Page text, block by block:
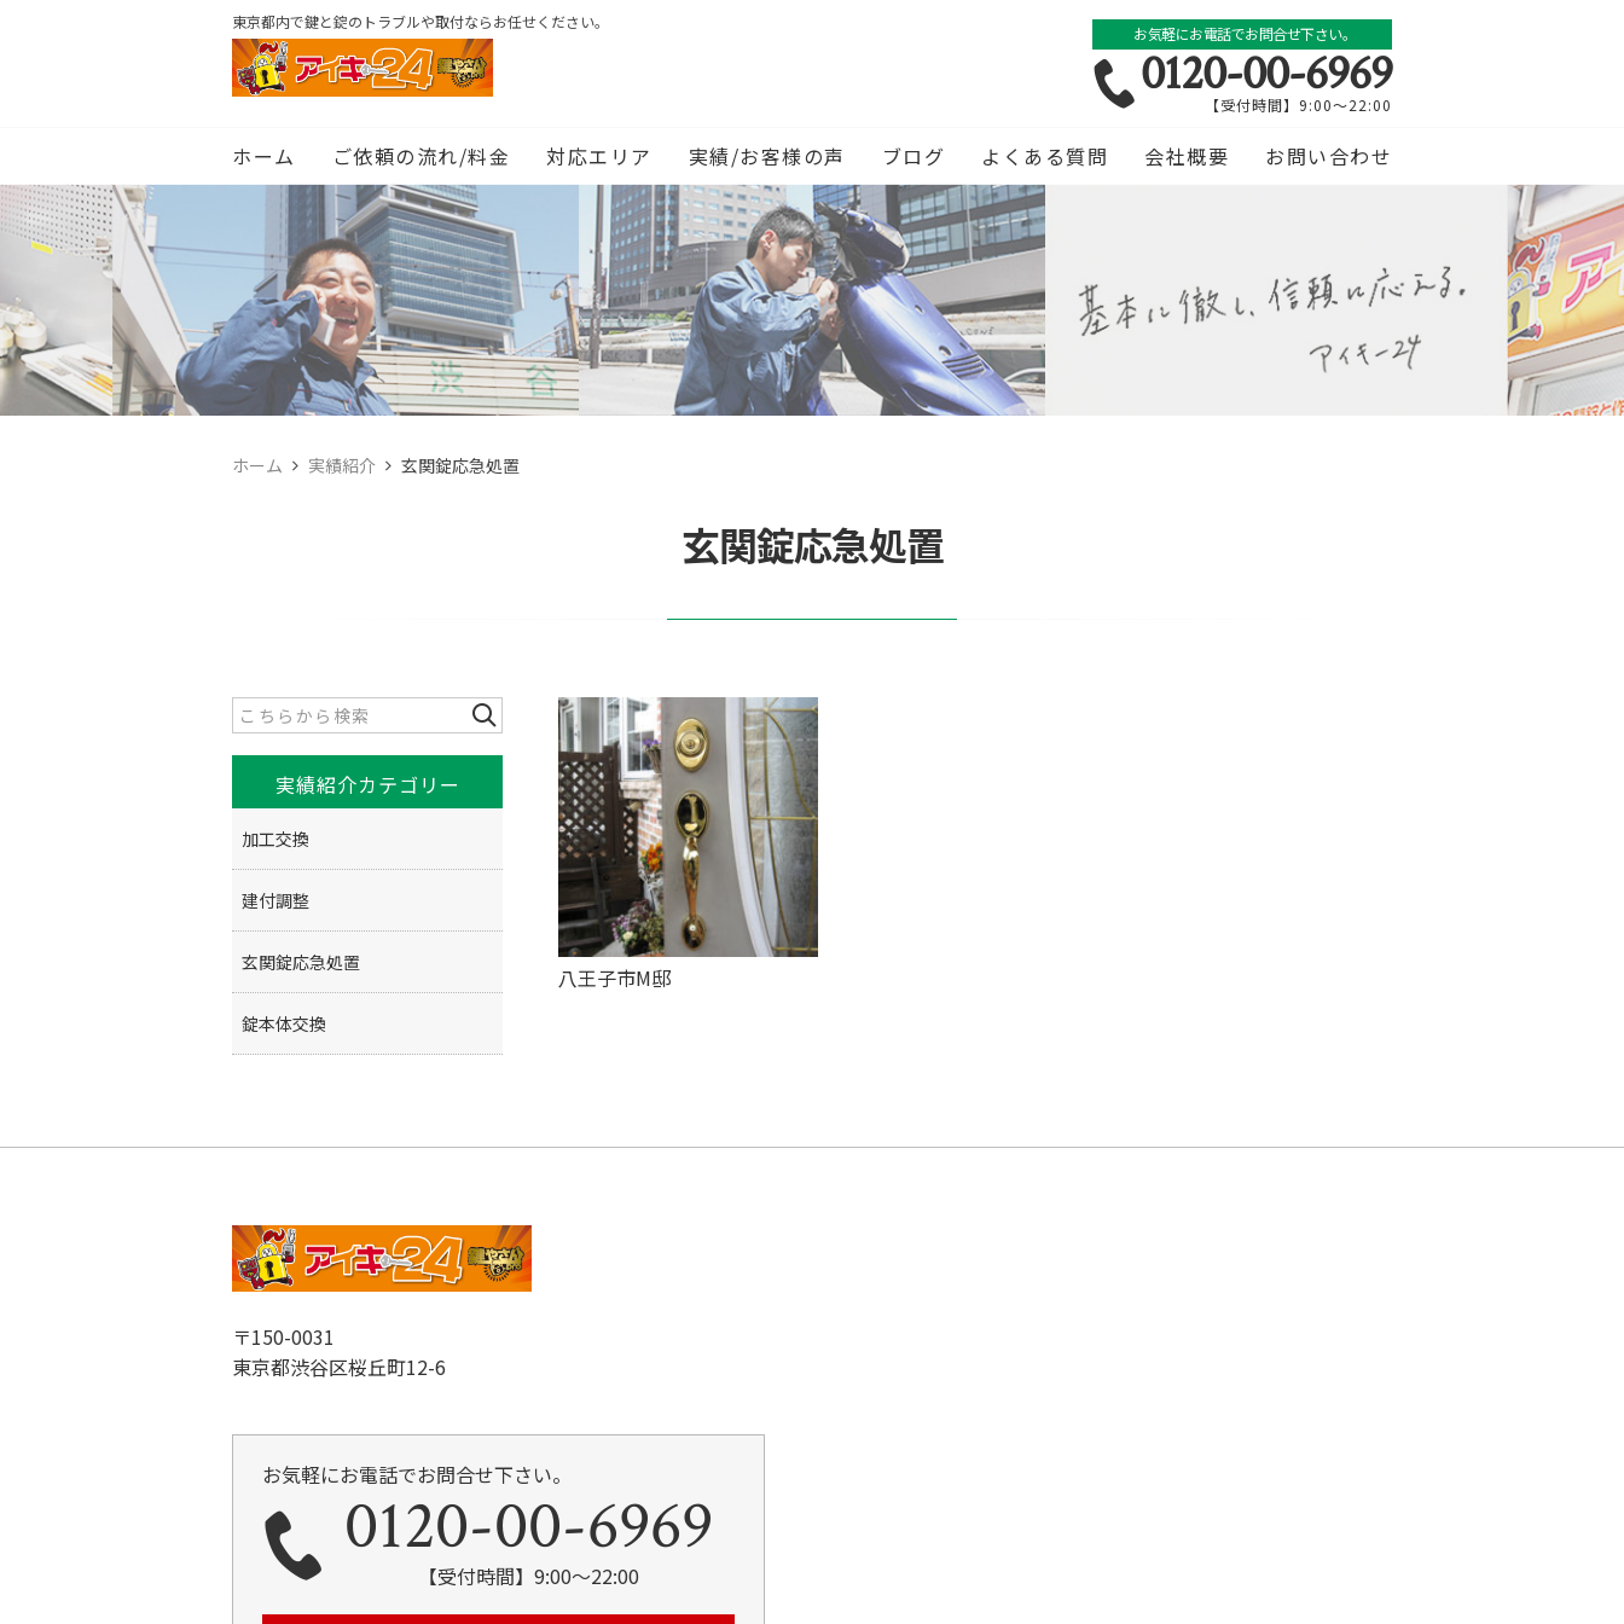
東京都内で鍵と錠のトラブルや取付ならお任せください。
お気軽にお電話でお問合せ下さい。
0120-00-6969
【受付時間】9:00～22:00
ホーム ご依頼の流れ/料金 対応エリア 実績/お客様の声 ブログ よくある質問 会社概要 お問い合わせ
ホーム 実績紹介 玄関錠応急処置
玄関錠応急処置
八王子市M邸
実績紹介カテゴリー
加工交換
建付調整
玄関錠応急処置
錠本体交換
〒150-0031
東京都渋谷区桜丘町12-6
お気軽にお電話でお問合せ下さい。
0120-00-6969
【受付時間】9:00～22:00